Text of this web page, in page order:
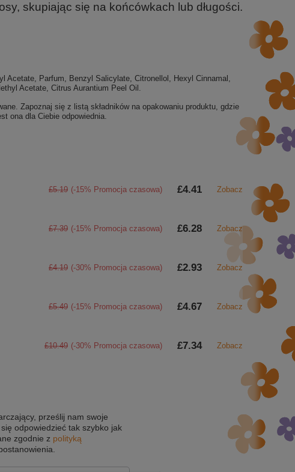
skupiając się na końcówkach lub długości.
Acetate, Parfum, Benzyl Salicylate, Citronellol, Hexyl Cinnamal,
Acetate, Citrus Aurantium Peel Oil.
Zapoznaj się z listą składników na opakowaniu produktu, gdzie
ona dla Ciebie odpowiednia.
£5.19 (-15% Promocja czasowa) £4.41 Zobacz
£7.39 (-15% Promocja czasowa) £6.28 Zobacz
£4.19 (-30% Promocja czasowa) £2.93 Zobacz
£5.49 (-15% Promocja czasowa) £4.67 Zobacz
£10.49 (-30% Promocja czasowa) £7.34 Zobacz
prześlij nam swoje
odpowiedzieć tak szybko jak
zgodnie z polityką